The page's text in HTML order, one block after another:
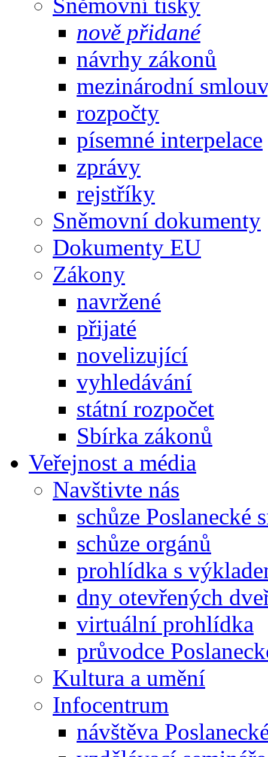
nově přidané
návrhy zákonů
mezinárodní
rozpočty
písemné interpelace
zprávy
rejstříky
Sněmovní dokumenty
Dokumenty EU
Zákony
navržené
přijaté
novelizující
vyhledávání
státní rozpočet
Sbírka zákonů
Veřejnost a média
Navštivte nás
schůze Poslanecké
schůze orgánů
prohlídka s
dny otevřených
virtuální prohlídka
průvodce
Kultura a umění
Infocentrum
návštěva